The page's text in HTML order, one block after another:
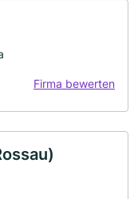
Firma bewerten